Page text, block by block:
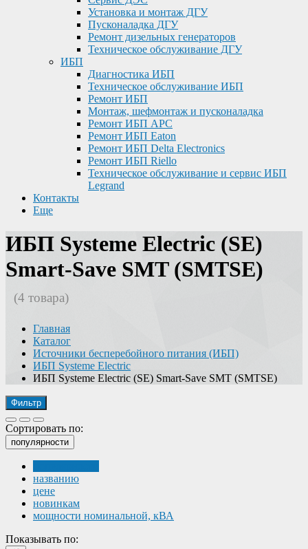
Установка и монтаж ДГУ
Пусконаладка ДГУ
Ремонт дизельных генераторов
Техническое обслуживание ДГУ
ИБП
Диагностика ИБП
Техническое обслуживание ИБП
Ремонт ИБП
Монтаж, шефмонтаж и пусконаладка
Ремонт ИБП APC
Ремонт ИБП Eaton
Ремонт ИБП Delta Electronics
Ремонт ИБП Riello
Техническое обслуживание и сервис ИБП
Legrand
Контакты
Еще
ИБП Systeme Electric (SE)
Smart-Save SMT (SMTSE)
(4 товара)
Главная
Каталог
Источники бесперебойного питания (ИБП)
ИБП Systeme Electric
ИБП Systeme Electric (SE) Smart-Save SMT (SMTSE)
Фильтр
Сортировать по:
популярности
названию
цене
новинкам
мощности номинальной, кВА
Показывать по: